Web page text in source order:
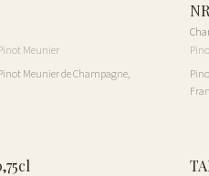
Meunier
Meunier de Champagne,